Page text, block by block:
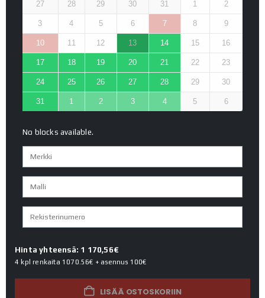
27 28 29 30 31 1 2
3 4 5 6 7 8 9
10 11 12 13 14 15 16
17 18 19 20 21 22 23
24 25 26 27 28 29 30
31 1 2 3 4 5 6
No blocks available.
Hinta yhteensä: 1 170,56€
4 kpl renkaita 1070.56€ + asennus 100€
LISÄÄ OSTOSKORIIN